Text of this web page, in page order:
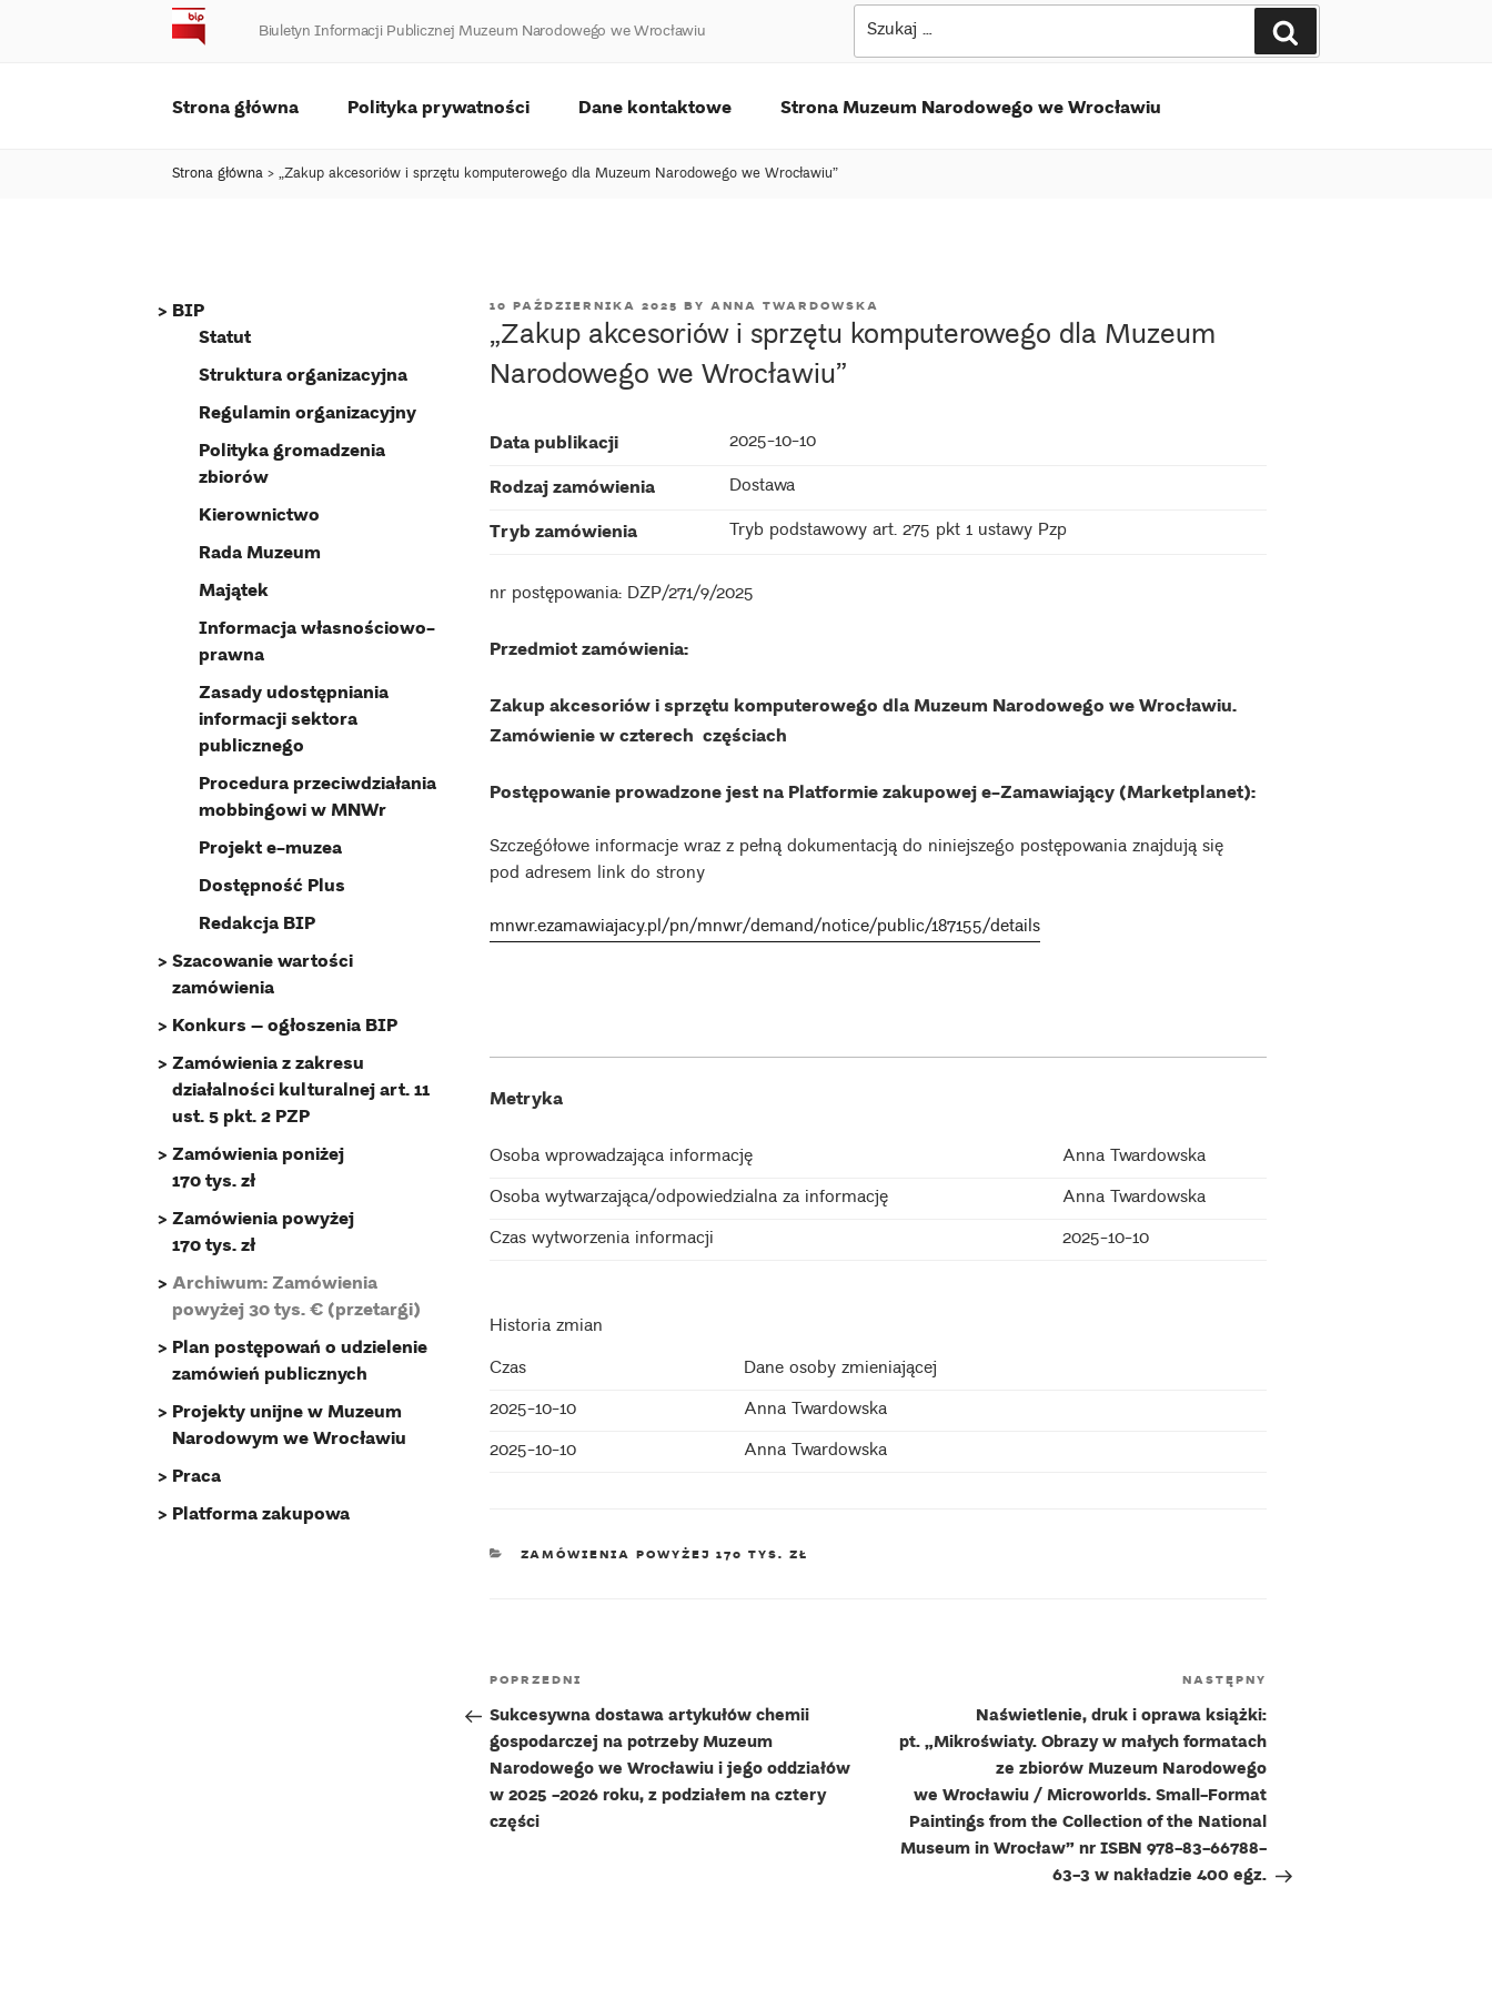
Biuletyn Informacji Publicznej Muzeum Narodowego we Wrocławiu
Szukaj:
Strona główna Polityka prywatności Dane kontaktowe Strona Muzeum Narodowego we Wrocławiu
Strona główna>„Zakup akcesoriów i sprzętu komputerowego dla Muzeum Narodowego we Wrocławiu”
POSTED
ON
10 PAŹDZIERNIKA 2025 BY ANNA TWARDOWSKA
„Zakup akcesoriów i sprzętu komputerowego dla Muzeum
Narodowego we Wrocławiu”
Data publikacji 2025-10-10
Rodzaj zamówienia Dostawa
Tryb zamówienia Tryb podstawowy art. 275 pkt 1 ustawy Pzp
nr postępowania: DZP/271/9/2025
Przedmiot zamówienia:
Zakup akcesoriów i sprzętu komputerowego dla Muzeum Narodowego we Wrocławiu.
Zamówienie w czterech częściach
Postępowanie prowadzone jest na Platformie zakupoweje-Zamawiający (Marketplanet):
Szczegółowe informacje wraz z pełną dokumentacją do niniejszego postępowania znajdują się
pod adresem link do strony
mnwr.ezamawiajacy.pl/pn/mnwr/demand/notice/public/187155/details
Metryka
Osoba wprowadzająca informację
Anna Twardowska
Osoba wytwarzająca/odpowiedzialna za informację
Anna Twardowska
Czas wytworzenia informacji
2025-10-10
Historia zmian
Czas
Dane osoby zmieniającej
2025-10-10
Anna Twardowska
2025-10-10
Anna Twardowska
KATEGORIE
ZAMÓWIENIA POWYŻEJ 170 TYS. ZŁ
Nawigacja
wpisu
Poprzedni
wpis
POPRZEDNI
Sukcesywna dostawa artykułów chemii
gospodarczej na potrzeby Muzeum
Narodowego we Wrocławiu i jego oddziałów
w 2025 -2026 roku, z podziałem na cztery
części
wpis
NASTĘPNY
Naświetlenie, druk i oprawa książki:
pt. „Mikroświaty. Obrazy w małych formatach
ze zbiorów Muzeum Narodowego
we Wrocławiu / Microworlds. Small-Format
Paintings from the Collection of the National
Museum in Wrocław” nr ISBN 978-83-66788-
63-3 w nakładzie 400 egz.
BIP
Statut
Struktura organizacyjna
Regulamin organizacyjny
Polityka gromadzenia
zbiorów
Kierownictwo
Rada Muzeum
Majątek
Informacja własnościowo-
prawna
Zasady udostępniania
informacji sektora
publicznego
Procedura przeciwdziałania
mobbingowi w MNWr
Projekt e-muzea
Dostępność Plus
Redakcja BIP
Szacowanie wartości
zamówienia
Konkurs – ogłoszenia BIP
Zamówienia z zakresu
działalności kulturalnej art. 11
ust. 5 pkt. 2 PZP
Zamówienia poniżej
170 tys. zł
Zamówienia powyżej
170 tys. zł
Archiwum: Zamówienia
powyżej 30 tys. € (przetargi)
Plan postępowań o udzielenie
zamówień publicznych
Projekty unijne w Muzeum
Narodowym we Wrocławiu
Praca
Platforma zakupowa